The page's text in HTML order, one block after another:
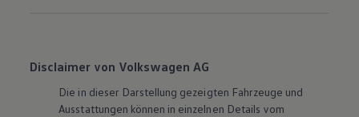
Disclaimer von Volkswagen AG
Die in dieser Darstellung gezeigten Fahrzeuge und
Ausstattungen können in einzelnen Details vom